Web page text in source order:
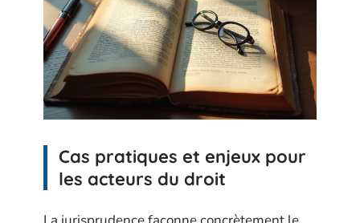
Cas pratiques et enjeux pour
les acteurs du droit